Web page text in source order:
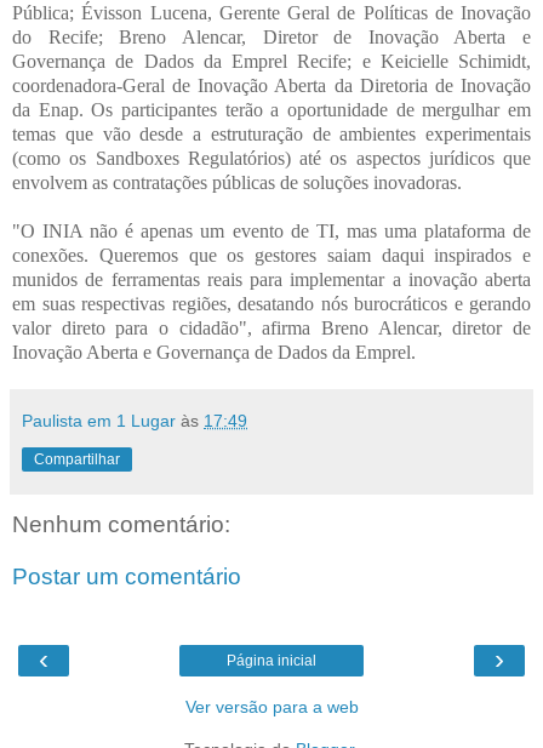
Pública; Évisson Lucena, Gerente Geral de Políticas de Inovação
do Recife; Breno Alencar, Diretor de Inovação Aberta e
Governança de Dados da Emprel Recife; e Keicielle Schimidt,
coordenadora-Geral de Inovação Aberta da Diretoria de Inovação
da Enap. Os participantes terão a oportunidade de mergulhar em
temas que vão desde a estruturação de ambientes experimentais
(como os Sandboxes Regulatórios) até os aspectos jurídicos que
envolvem as contratações públicas de soluções inovadoras.
"O INIA não é apenas um evento de TI, mas uma plataforma de
conexões. Queremos que os gestores saiam daqui inspirados e
munidos de ferramentas reais para implementar a inovação aberta
em suas respectivas regiões, desatando nós burocráticos e gerando
valor direto para o cidadão", afirma Breno Alencar, diretor de
Inovação Aberta e Governança de Dados da Emprel.
Paulista em 1 Lugar às 17:49
Compartilhar
Nenhum comentário:
Postar um comentário
‹ ›
Página inicial
Ver versão para a web